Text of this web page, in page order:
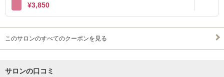
¥3,850
このサロンのすべてのクーポンを見る
サロンの口コミ